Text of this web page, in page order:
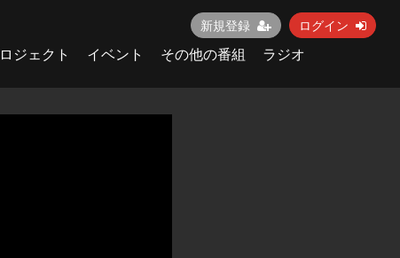
新規登録 ログイン
ジェクト イベント その他の番組
ラジオ